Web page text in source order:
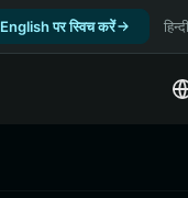
English पर स्विच करें